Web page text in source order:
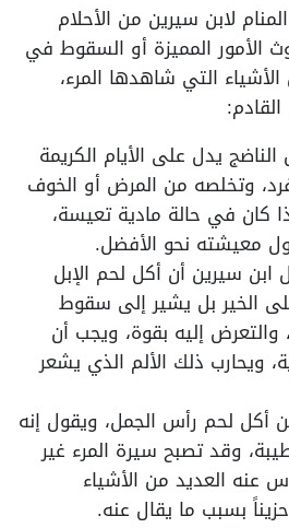
لابن سيرين من الأحلام
الأمور المميزة أو السقوط في
التي شاهدها المرء،
الناضج يدل على الأيام الكريمة
وتخلصه من المرض أو الخوف
كان في حالة مادية تعيسة،
معيشته نحو الأفضل.
ابن سيرين أن أكل لحم الإبل
الخير بل يشير إلى سقوط
إليه بقوة، ويجب أن
ويحارب ذلك الألم الذي يشعر
أكل لحم رأس الجمل، ويقول إنه
وقد تصبح سيرة المرء غير
عنه العديد من الأشياء
بسبب ما يقال عنه.